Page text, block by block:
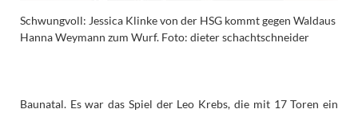
Schwungvoll: Jessica Klinke von der HSG kommt gegen Waldaus
Hanna Weymann zum Wurf. Foto: dieter schachtschneider
Baunatal. Es war das Spiel der Leo Krebs, die mit 17 Toren ein